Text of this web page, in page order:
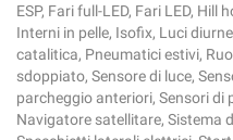
ESP, Fari full-LED, Fari LED,
Interni in pelle, Isofix, Luci
catalitica, Pneumatici estivi,
sdoppiato, Sensore di luce,
parcheggio anteriori, Sensori di
Navigatore satellitare, Sistema